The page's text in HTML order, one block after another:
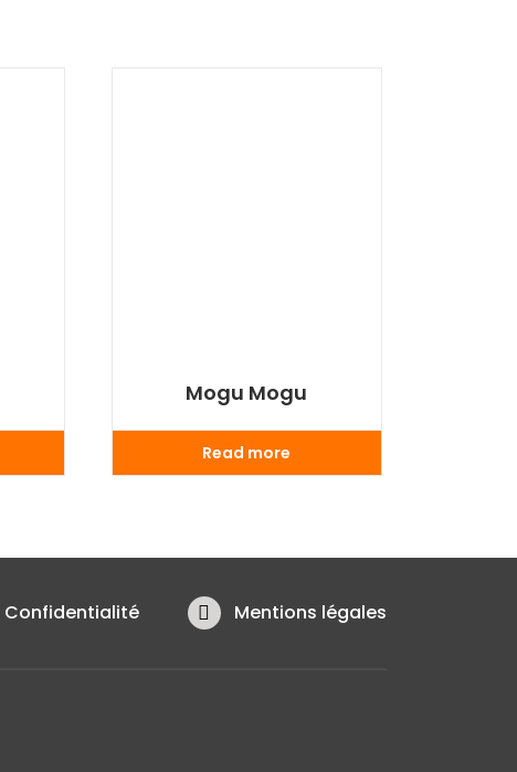
Mogu Mogu
Read more
Confidentialité Mentions légales